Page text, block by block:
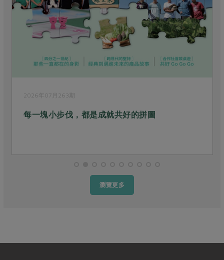
2026年07月263期
每一塊小步伐，都是成就共好的拼圖
瀏覽更多